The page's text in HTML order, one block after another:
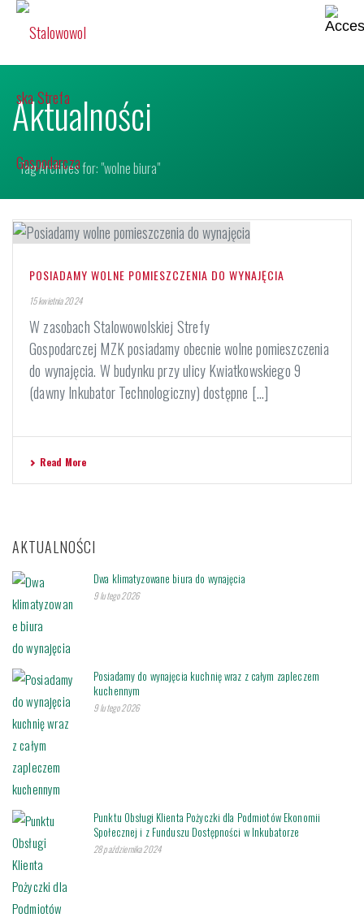
Aktualności
Tag Archives for: "wolne biura"
POSIADAMY WOLNE POMIESZCZENIA DO WYNAJĘCIA
15 kwietnia 2024
W zasobach Stalowowolskiej Strefy
Gospodarczej MZK posiadamy obecnie wolne pomieszczenia
do wynajęcia. W budynku przy ulicy Kwiatkowskiego 9
(dawny Inkubator Technologiczny) dostępne [...]
Read More
AKTUALNOŚCI
Dwa klimatyzowane biura do wynajęcia
9 lutego 2026
Posiadamy do wynajęcia kuchnię wraz z całym zapleczem
kuchennym
9 lutego 2026
Punktu Obsługi Klienta Pożyczki dla Podmiotów Ekonomii
Społecznej i z Funduszu Dostępności w Inkubatorze
28 października 2024